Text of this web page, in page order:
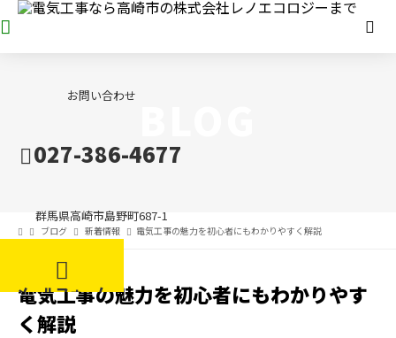
お問い合わせ
027-386-4677
群馬県高崎市島野町687-1
メールフォーム
ブログ 新着情報 電気工事の魅力を初心者にもわかりやすく解説
電気工事の魅力を初心者にもわかりやす
く解説